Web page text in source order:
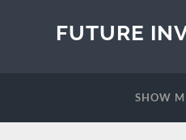
FUTURE
SHOW